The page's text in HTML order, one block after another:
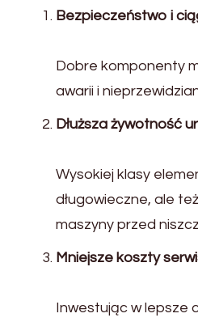
Bezpieczeństwo i
Dobre komponenty
awarii i
Dłuższa żywotność
Wysokiej klasy
długowieczne, ale
maszyny przed
Mniejsze koszty
Inwestując w lepsze